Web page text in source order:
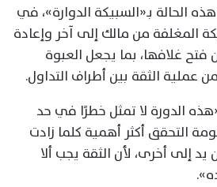
الحالة بـ«السبيكة الدوارة»، في
المغلفة من مالك إلى آخر وإعادة
غلافها، بما يجعل العبوة
عملية الثقة بين أطراف التداول.
الدورة لا تمثل خطرًا في حد
التحقق أكثر أهمية كلما زادت
إلى أخرى، لأن الثقة يجب ألا